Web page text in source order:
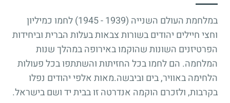
במלחמת העולם השנייה (1939 - 1945) לחמו כמיליון
וחצי חיילים יהודים בשורות צבאות בעלות הברית וביחידות
הפרטיזנים השונות שהוקמו באירופה במהלך שנות
המלחמה. הם לחמו בכל החזיתות והשתתפו בכל פעולות
הלחימה באוויר, בים וביבשה.מאות אלפי יהודים נפלו
בקרבות, ולזכרם הוקמה אנדרטה זו בבית יד ושם בישראל.